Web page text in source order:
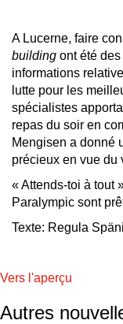
A Lucerne, faire
building ont été
informations
lutte pour les
spécialistes
repas du soir en
Mengisen a donné
précieux en vue du
« Attends-toi à tout
Paralympic sont
Texte: Regula Späni
Vers l'aperçu
Autres